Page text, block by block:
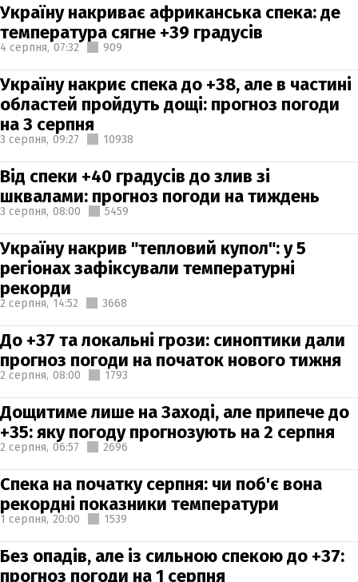
Україну накриває африканська спека: де
температура сягне +39 градусів
4 серпня, 07:32 909
Україну накриє спека до +38, але в частині
областей пройдуть дощі: прогноз погоди
на 3 серпня
3 серпня, 09:27 10938
Від спеки +40 градусів до злив зі
шквалами: прогноз погоди на тиждень
3 серпня, 08:00 5459
Україну накрив "тепловий купол": у 5
регіонах зафіксували температурні
рекорди
2 серпня, 14:52 3668
До +37 та локальні грози: синоптики дали
прогноз погоди на початок нового тижня
2 серпня, 08:00 1793
Дощитиме лише на Заході, але припече до
+35: яку погоду прогнозують на 2 серпня
2 серпня, 06:57 2696
Спека на початку серпня: чи поб'є вона
рекордні показники температури
1 серпня, 20:00 1539
Без опадів, але із сильною спекою до +37:
прогноз погоди на 1 серпня